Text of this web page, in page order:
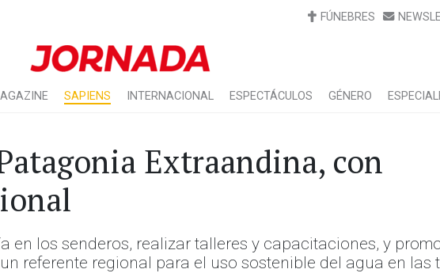
FÚNEBRES
SAPIENS INTERNACIONAL ESPECTÁCULOS GÉNERO
Extraandina, con
en los senderos, realizar talleres y capacitaciones, y
referente regional para el uso sostenible del agua en las